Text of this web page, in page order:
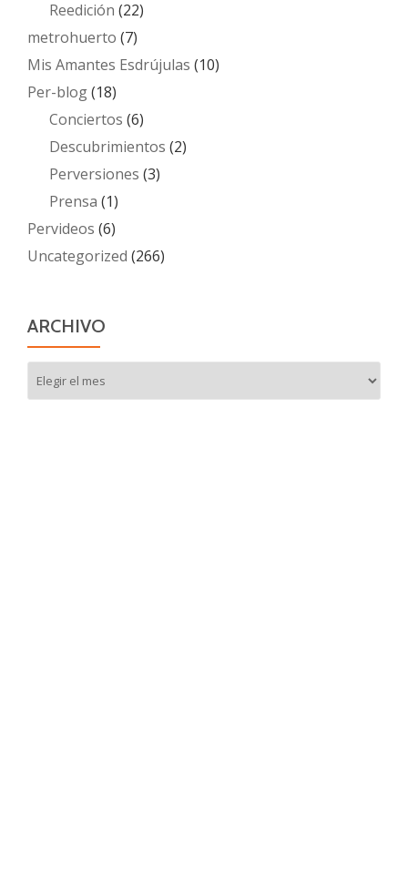
Reedición (22)
metrohuerto (7)
Mis Amantes Esdrújulas (10)
Per-blog(18)
Conciertos (6)
Descubrimientos (2)
Perversiones (3)
Prensa (1)
Pervideos (6)
Uncategorized (266)
ARCHIVO